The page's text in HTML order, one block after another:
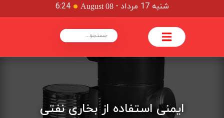
شنبه 17 مرداد -
August 08
6:24
ایمنی استفاده از بخاری نفتی